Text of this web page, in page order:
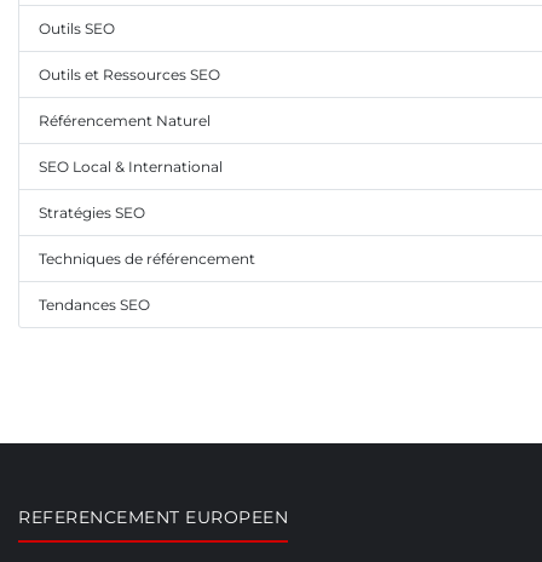
Outils SEO
Outils et Ressources SEO
Référencement Naturel
SEO Local & International
Stratégies SEO
Techniques de référencement
Tendances SEO
REFERENCEMENT EUROPEEN